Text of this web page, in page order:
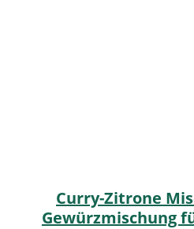
Curry-Zitrone
Gewürzmischung